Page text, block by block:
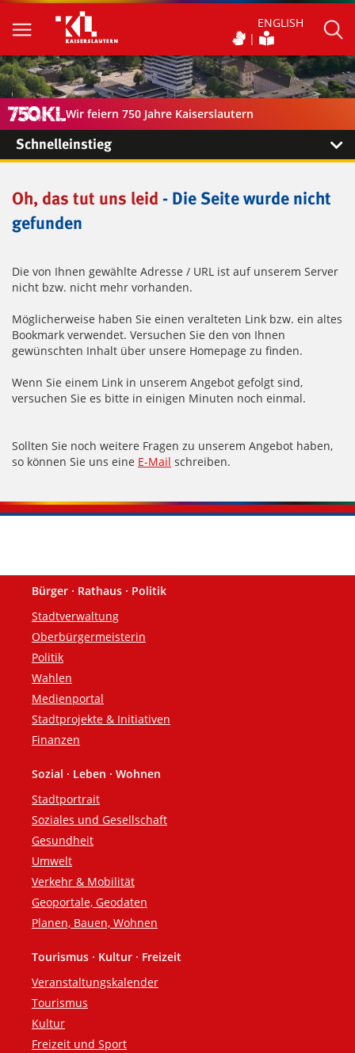
ENGLISH
Wir feiern 750 Jahre Kaiserslautern
Schnelleinstieg
Oh, das tut uns leid - Die Seite wurde nicht
gefunden
Die von Ihnen gewählte Adresse / URL ist auf unserem Server
nicht bzw. nicht mehr vorhanden.
Möglicherweise haben Sie einen veralteten Link bzw. ein altes
Bookmark verwendet. Versuchen Sie den von Ihnen
gewünschten Inhalt über unsere Homepage zu finden.
Wenn Sie einem Link in unserem Angebot gefolgt sind,
versuchen Sie es bitte in einigen Minuten noch einmal.
Sollten Sie noch weitere Fragen zu unserem Angebot haben,
so können Sie uns eine E-Mail schreiben.
Fußzeile
Bürger · Rathaus · Politik
Stadtverwaltung
Oberbürgermeisterin
Politik
Wahlen
Medienportal
Stadtprojekte & Initiativen
Finanzen
Sozial · Leben · Wohnen
Stadtportrait
Soziales und Gesellschaft
Gesundheit
Umwelt
Verkehr & Mobilität
Geoportale, Geodaten
Planen, Bauen, Wohnen
Tourismus · Kultur · Freizeit
Veranstaltungskalender
Tourismus
Kultur
Freizeit und Sport